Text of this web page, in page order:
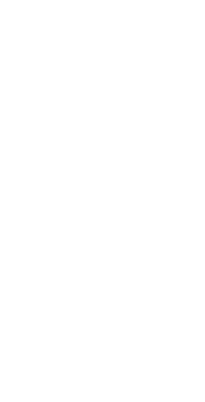
نمایش تمام صفحه و تنظیمات سفارشی